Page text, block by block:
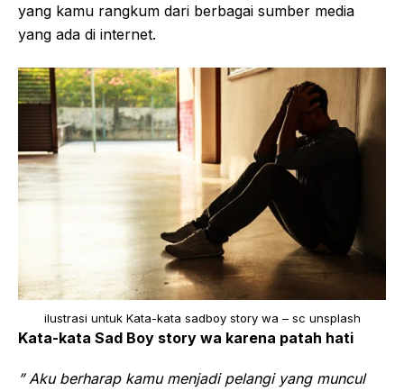
yang kamu rangkum dari berbagai sumber media
yang ada di internet.
ilustrasi untuk Kata-kata sadboy story wa – sc unsplash
Kata-kata Sad Boy story wa karena patah hati
” Aku berharap kamu menjadi pelangi yang muncul